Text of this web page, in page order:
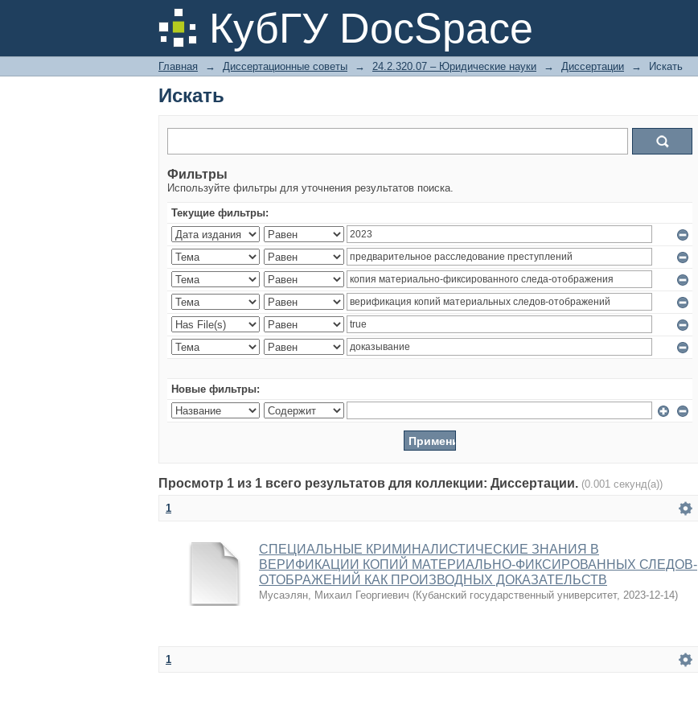
КубГУ DocSpace
Искать
Главная → Диссертационные советы → 24.2.320.07 – Юридические науки → Диссертации → Искать
Искать
Фильтры
Используйте фильтры для уточнения результатов поиска.
Текущие фильтры:
Новые фильтры:
Просмотр 1 из 1 всего результатов для коллекции: Диссертации. (0.001 секунд(а))
1
СПЕЦИАЛЬНЫЕ КРИМИНАЛИСТИЧЕСКИЕ ЗНАНИЯ В
ВЕРИФИКАЦИИ КОПИЙ МАТЕРИАЛЬНО-ФИКСИРОВАННЫХ СЛЕДОВ-
ОТОБРАЖЕНИЙ КАК ПРОИЗВОДНЫХ ДОКАЗАТЕЛЬСТВ
Мусаэлян, Михаил Георгиевич (Кубанский государственный университет, 2023-12-14)
1